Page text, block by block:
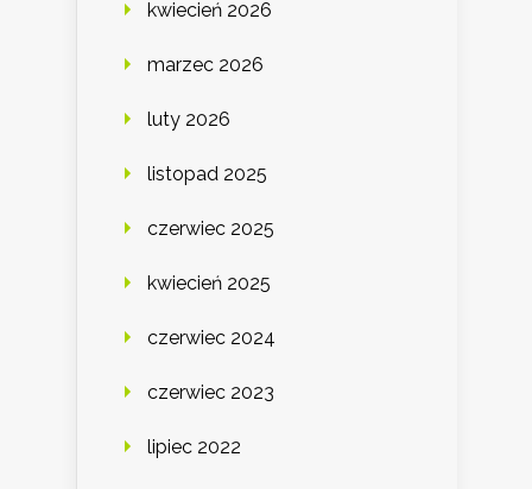
kwiecień 2026
marzec 2026
luty 2026
listopad 2025
czerwiec 2025
kwiecień 2025
czerwiec 2024
czerwiec 2023
lipiec 2022